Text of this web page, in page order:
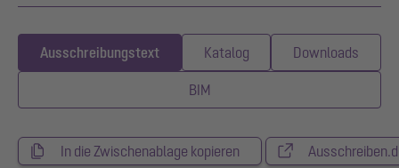
Ausschreibungstext Katalog Downloads
BIM
In die Zwischenablage kopieren